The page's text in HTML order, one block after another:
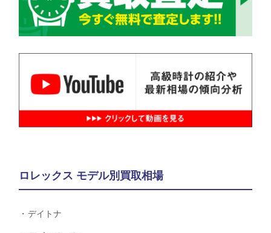
ロレックス モデル別買取相場
デイトナ